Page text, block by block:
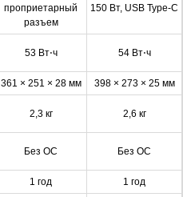
проприетарный
разъем
150 Вт, USB Type-C
53 Вт⋅ч 54 Вт⋅ч
361 × 251 × 28 мм 398 × 273 × 25 мм
2,3 кг 2,6 кг
Без ОС Без ОС
1 год 1 год